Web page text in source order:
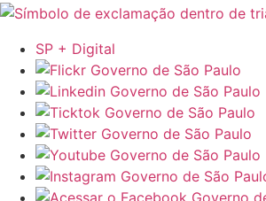
SP + Digital